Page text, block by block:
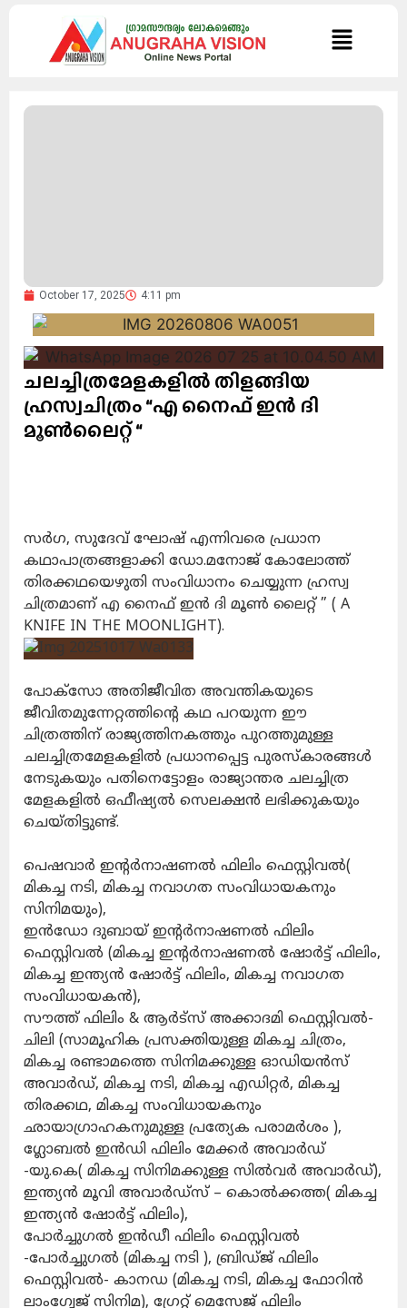
October 17, 2025 4:11 pm
ചലച്ചിത്രമേളകളിൽ തിളങ്ങിയ
ഹ്രസ്വചിത്രം “എ നൈഫ് ഇൻ ദി
മൂൺലൈറ്റ് “
സർഗ, സുദേവ് ഘോഷ് എന്നിവരെ പ്രധാന
കഥാപാത്രങ്ങളാക്കി ഡോ.മനോജ് കോലോത്ത്
തിരക്കഥയെഴുതി സംവിധാനം ചെയ്യുന്ന ഹ്രസ്വ
ചിത്രമാണ് എ നൈഫ് ഇൻ ദി മൂൺ ലൈറ്റ് ” ( A
KNIFE IN THE MOONLIGHT).
പോക്സോ അതിജീവിത അവന്തികയുടെ
ജീവിതമുന്നേറ്റത്തിൻ്റെ കഥ പറയുന്ന ഈ
ചിത്രത്തിന് രാജ്യത്തിനകത്തും പുറത്തുമുള്ള
ചലച്ചിത്രമേളകളിൽ പ്രധാനപ്പെട്ട പുരസ്കാരങ്ങൾ
നേടുകയും പതിനെട്ടോളം രാജ്യാന്തര ചലച്ചിത്ര
മേളകളിൽ ഒഫീഷ്യൽ സെലക്ഷൻ ലഭിക്കുകയും
ചെയ്തിട്ടുണ്ട്.
പെഷവാർ ഇൻ്റർനാഷണൽ ഫിലിം ഫെസ്റ്റിവൽ(
മികച്ച നടി, മികച്ച നവാഗത സംവിധായകനും
സിനിമയും),
ഇൻഡോ ദുബായ് ഇൻ്റർനാഷണൽ ഫിലിം
ഫെസ്റ്റിവൽ (മികച്ച ഇൻ്റർനാഷണൽ ഷോർട്ട് ഫിലിം,
മികച്ച ഇന്ത്യൻ ഷോർട്ട് ഫിലിം, മികച്ച നവാഗത
സംവിധായകൻ),
സൗത്ത് ഫിലിം & ആർട്സ് അക്കാദമി ഫെസ്റ്റിവൽ-
ചിലി (സാമൂഹിക പ്രസക്തിയുള്ള മികച്ച ചിത്രം,
മികച്ച രണ്ടാമത്തെ സിനിമക്കുള്ള ഓഡിയൻസ്
അവാർഡ്, മികച്ച നടി, മികച്ച എഡിറ്റർ, മികച്ച
തിരക്കഥ, മികച്ച സംവിധായകനും
ഛായാഗ്രാഹകനുമുള്ള പ്രത്യേക പരാമർശം ),
ഗ്ലോബൽ ഇൻഡി ഫിലിം മേക്കർ അവാർഡ്
-യു.കെ( മികച്ച സിനിമക്കുള്ള സിൽവർ അവാർഡ്),
ഇന്ത്യൻ മൂവി അവാർഡ്സ് – കൊൽക്കത്ത( മികച്ച
ഇന്ത്യൻ ഷോർട്ട് ഫിലിം),
പോർച്ചുഗൽ ഇൻഡീ ഫിലിം ഫെസ്റ്റിവൽ
-പോർച്ചുഗൽ (മികച്ച നടി ), ബ്രിഡ്ജ് ഫിലിം
ഫെസ്റ്റിവൽ- കാനഡ (മികച്ച നടി, മികച്ച ഫോറിൻ
ലാംഗ്വേജ് സിനിമ), ഗ്രേറ്റ് മെസേജ് ഫിലിം